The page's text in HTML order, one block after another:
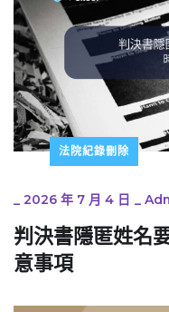
法院紀錄刪除
_ 2026 年 7 月 4 日 _
判決書隱匿姓名
意事項